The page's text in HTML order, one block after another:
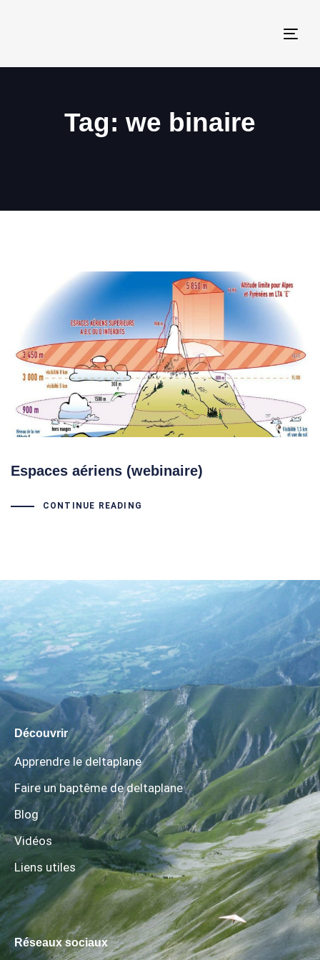
Tag: we binaire
Espaces aériens (webinaire)
CONTINUE READING
Découvrir
Apprendre le deltaplane
Faire un baptême de deltaplane
Blog
Vidéos
Liens utiles
Réseaux sociaux